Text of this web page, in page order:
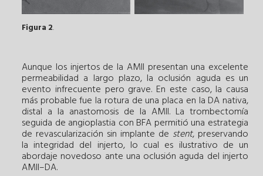
Figura 2.
Aunque los injertos de la AMII presentan una excelente
permeabilidad a largo plazo, la oclusión aguda es un
evento infrecuente pero grave. En este caso, la causa
más probable fue la rotura de una placa en la DA nativa,
distal a la anastomosis de la AMII. La trombectomía
seguida de angioplastia con BFA permitió una estrategia
de revascularización sin implante de stent, preservando
la integridad del injerto, lo cual es ilustrativo de un
abordaje novedoso ante una oclusión aguda del injerto
AMII–DA.